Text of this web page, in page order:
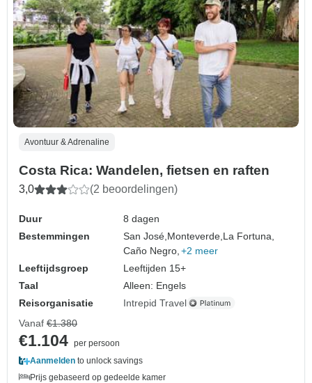
Avontuur & Adrenaline
Costa Rica: Wandelen, fietsen en raften
3,0 (2 beoordelingen)
Duur
8 dagen
Bestemmingen
San José, Monteverde, La Fortuna,
Caño Negro, +2 meer
Leeftijdsgroep
Leeftijden 15+
Taal
Alleen: Engels
Reisorganisatie
Intrepid Travel
Vanaf €1.380
€1.104 per persoon
Aanmelden to unlock savings
Prijs gebaseerd op gedeelde kamer